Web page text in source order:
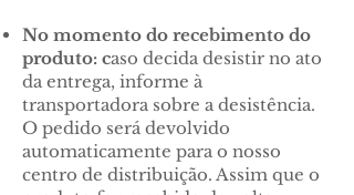
No momento do recebimento do
produto: caso decida desistir no ato
da entrega, informe à
transportadora sobre a desistência.
O pedido será devolvido
automaticamente para o nosso
centro de distribuição. Assim que o